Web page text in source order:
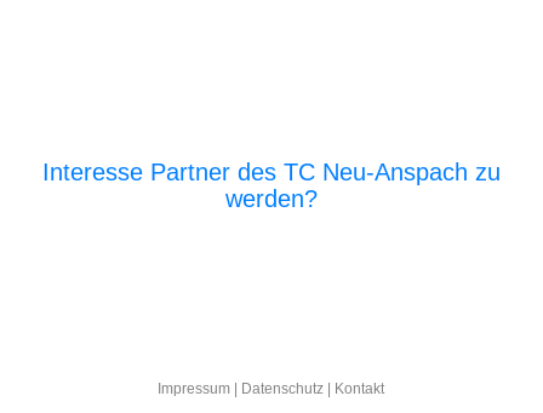
Interesse Partner des TC Neu-Anspach zu
werden?
Impres­sum Daten­schutz Kon­takt